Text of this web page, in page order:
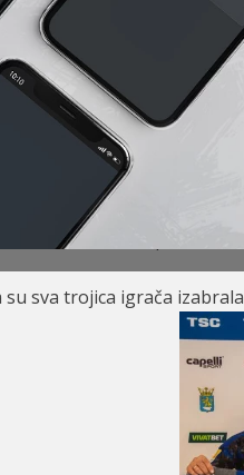
SU
ugovor sa TSC-om.
aktivni učesnici uspeha
evropskim
sva trojica igrača